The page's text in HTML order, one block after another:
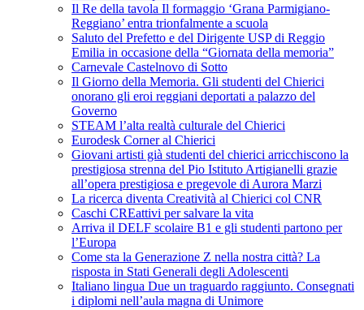
Il Re della tavola Il formaggio ‘Grana Parmigiano-
Reggiano’ entra trionfalmente a scuola
Saluto del Prefetto e del Dirigente USP di Reggio
Emilia in occasione della “Giornata della memoria”
Carnevale Castelnovo di Sotto
Il Giorno della Memoria. Gli studenti del Chierici
onorano gli eroi reggiani deportati a palazzo del
Governo
STEAM l’alta realtà culturale del Chierici
Eurodesk Corner al Chierici
Giovani artisti già studenti del chierici arricchiscono la
prestigiosa strenna del Pio Istituto Artigianelli grazie
all’opera prestigiosa e pregevole di Aurora Marzi
La ricerca diventa Creatività al Chierici col CNR
Caschi CREattivi per salvare la vita
Arriva il DELF scolaire B1 e gli studenti partono per
l’Europa
Come sta la Generazione Z nella nostra città? La
risposta in Stati Generali degli Adolescenti
Italiano lingua Due un traguardo raggiunto. Consegnati
i diplomi nell’aula magna di Unimore